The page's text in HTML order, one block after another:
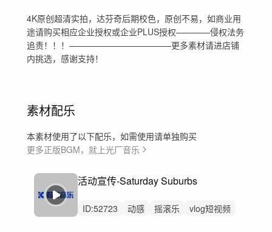
4K原创超清实拍，达芬奇后期校色，原创不易，如商业用
途请购买相应企业授权或企业PLUS授权————侵权法务
追责！！！————————————更多素材请进店铺
内挑选，感谢支持！
素材配乐
本素材使用了以下配乐，如需使用请单独购买
更多正版BGM，就上光厂音乐
活动宣传-Saturday Suburbs
ID:52723 动感 摇滚乐
vlog短视频